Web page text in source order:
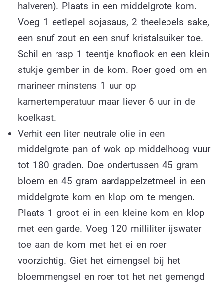
halveren). Plaats in een middelgrote kom.
Voeg 1 eetlepel sojasaus, 2 theelepels sake,
een snuf zout en een snuf kristalsuiker toe.
Schil en rasp 1 teentje knoflook en een klein
stukje gember in de kom. Roer goed om en
marineer minstens 1 uur op
kamertemperatuur maar liever 6 uur in de
koelkast.
Verhit een liter neutrale olie in een
middelgrote pan of wok op middelhoog vuur
tot 180 graden. Doe ondertussen 45 gram
bloem en 45 gram aardappelzetmeel in een
middelgrote kom en klop om te mengen.
Plaats 1 groot ei in een kleine kom en klop
met een garde. Voeg 120 milliliter ijswater
toe aan de kom met het ei en roer
voorzichtig. Giet het eimengsel bij het
bloemmengsel en roer tot het net gemengd